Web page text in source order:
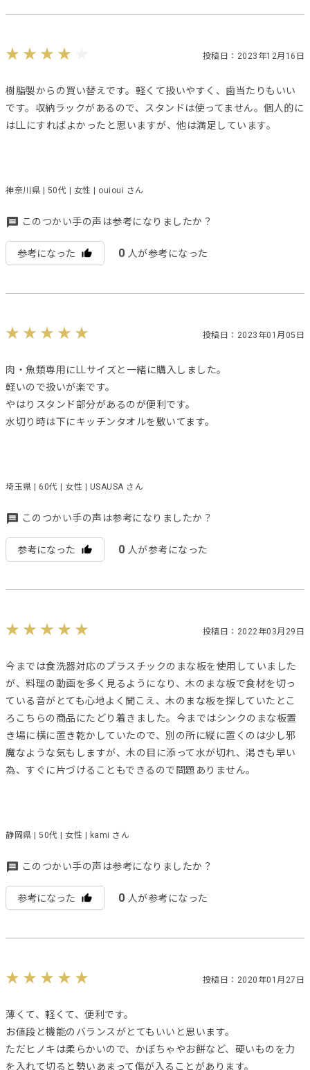
投稿日：2023年12月16日
樹脂製からの買い替えです。軽くて扱いやすく、歯当たりもいい
です。収納ラックがあるので、スタンドは使ってません。個人的に
はLLにすればよかったと思いますが、他は満足しています。
神奈川県 | 50代 | 女性 | ouioui さん
このつかい手の声は参考になりましたか？
参考になった 0 人が参考になった
投稿日：2023年01月05日
肉・魚類専用にLLサイズと一緒に購入しました。
軽いので扱いが楽です。
やはりスタンド部分があるのが便利です。
水切り時は下にキッチンタオルを敷いてます。
埼玉県 | 60代 | 女性 | USAUSA さん
このつかい手の声は参考になりましたか？
参考になった 0 人が参考になった
投稿日：2022年03月29日
今までは食洗器対応のプラスチックのまな板を使用していました
が、料理の動画を多く見るようになり、木のまな板で食材を切っ
ている音がとても心地よく聞こえ、木のまな板を探していたとこ
ろこちらの商品にたどり着きました。今まではシンクのまな板置
き場に横に置き乾かしていたので、別の所に縦に置くのは少し邪
魔なような気もしますが、木の目に添って水が切れ、渇きも早い
為、すぐに片づけることもできるので問題ありません。
静岡県 | 50代 | 女性 | kami さん
このつかい手の声は参考になりましたか？
参考になった 0 人が参考になった
投稿日：2020年01月27日
薄くて、軽くて、便利です。
お値段と機能のバランスがとてもいいと思います。
ただヒノキは柔らかいので、かぼちゃやお餅など、硬いものを力
を入れて切ると勢いあまって傷が入ることがあります。